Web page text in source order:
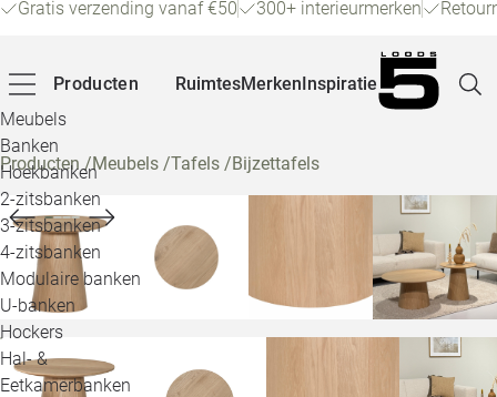
Gratis verzending vanaf €50 300+ interieurmerken
Producten
Meubels
Banken
Hoekbanken
2-zitsbanken
3-zitsbanken
4-zitsbanken
Modulaire banken
U-banken
Hockers
Hal- &
Eetkamerbanken
RuimtesMerkenInspiratie
Producten/Meubels /Tafels /Bijzettafels